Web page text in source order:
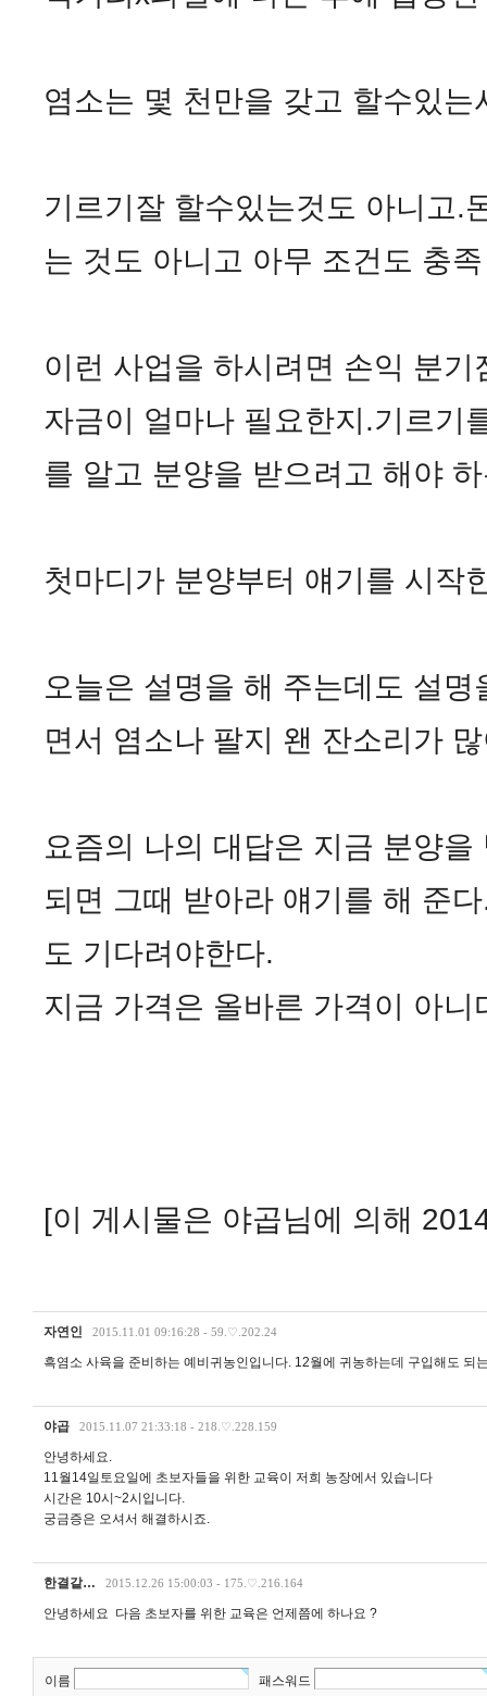
염소는 몇 천만을 갖고 할수있는
기르기잘 할수있는것도 아니고.
는 것도 아니고 아무 조건도 충
이런 사업을 하시려면 손익 분
자금이 얼마나 필요한지.기르기
를 알고 분양을 받으려고 해야
첫마디가 분양부터 얘기를 시작
오늘은 설명을 해 주는데도 설
면서 염소나 팔지 왠 잔소리가
요즘의 나의 대답은 지금 분양
되면 그때 받아라 얘기를 해 준
도 기다려야한다.
지금 가격은 올바른 가격이 아니
[이 게시물은 야곱님에 의해
자연인 2015.11.01 09:16:28 - 59.♡.202.24
흑염소 사육을 준비하는 예비귀농인입니다. 12월에 귀농하는데 구입해도 되
야곱 2015.11.07 21:33:18 - 218.♡.228.159
안녕하세요.
11월14일토요일에 초보자들을 위한 교육이 저희 농장에서 있습니다
시간은 10시~2시입니다.
궁금증은 오셔서 해결하시죠.
한결같… 2015.12.26 15:00:03 - 175.♡.216.164
안녕하세요 다음 초보자를 위한 교육은 언제쯤에 하나요 ?
이름 패스워드